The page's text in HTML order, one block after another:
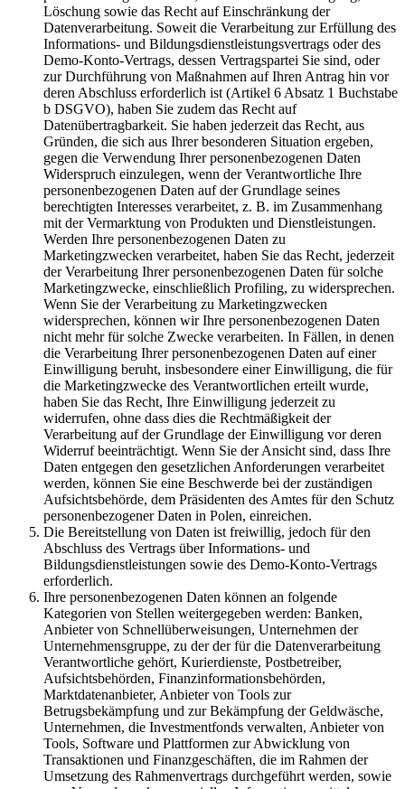
Löschung sowie das Recht auf Einschränkung der
Datenverarbeitung. Soweit die Verarbeitung zur Erfüllung des
Informations- und Bildungsdienstleistungsvertrags oder des
Demo-Konto-Vertrags, dessen Vertragspartei Sie sind, oder
zur Durchführung von Maßnahmen auf Ihren Antrag hin vor
deren Abschluss erforderlich ist (Artikel 6 Absatz 1 Buchstabe
b DSGVO), haben Sie zudem das Recht auf
Datenübertragbarkeit. Sie haben jederzeit das Recht, aus
Gründen, die sich aus Ihrer besonderen Situation ergeben,
gegen die Verwendung Ihrer personenbezogenen Daten
Widerspruch einzulegen, wenn der Verantwortliche Ihre
personenbezogenen Daten auf der Grundlage seines
berechtigten Interesses verarbeitet, z. B. im Zusammenhang
mit der Vermarktung von Produkten und Dienstleistungen.
Werden Ihre personenbezogenen Daten zu
Marketingzwecken verarbeitet, haben Sie das Recht, jederzeit
der Verarbeitung Ihrer personenbezogenen Daten für solche
Marketingzwecke, einschließlich Profiling, zu widersprechen.
Wenn Sie der Verarbeitung zu Marketingzwecken
widersprechen, können wir Ihre personenbezogenen Daten
nicht mehr für solche Zwecke verarbeiten. In Fällen, in denen
die Verarbeitung Ihrer personenbezogenen Daten auf einer
Einwilligung beruht, insbesondere einer Einwilligung, die für
die Marketingzwecke des Verantwortlichen erteilt wurde,
haben Sie das Recht, Ihre Einwilligung jederzeit zu
widerrufen, ohne dass dies die Rechtmäßigkeit der
Verarbeitung auf der Grundlage der Einwilligung vor deren
Widerruf beeinträchtigt. Wenn Sie der Ansicht sind, dass Ihre
Daten entgegen den gesetzlichen Anforderungen verarbeitet
werden, können Sie eine Beschwerde bei der zuständigen
Aufsichtsbehörde, dem Präsidenten des Amtes für den Schutz
personenbezogener Daten in Polen, einreichen.
Die Bereitstellung von Daten ist freiwillig, jedoch für den
Abschluss des Vertrags über Informations- und
Bildungsdienstleistungen sowie des Demo-Konto-Vertrags
erforderlich.
Ihre personenbezogenen Daten können an folgende
Kategorien von Stellen weitergegeben werden: Banken,
Anbieter von Schnellüberweisungen, Unternehmen der
Unternehmensgruppe, zu der der für die Datenverarbeitung
Verantwortliche gehört, Kurierdienste, Postbetreiber,
Aufsichtsbehörden, Finanzinformationsbehörden,
Marktdatenanbieter, Anbieter von Tools zur
Betrugsbekämpfung und zur Bekämpfung der Geldwäsche,
Unternehmen, die Investmentfonds verwalten, Anbieter von
Tools, Software und Plattformen zur Abwicklung von
Transaktionen und Finanzgeschäften, die im Rahmen der
Umsetzung des Rahmenvertrags durchgeführt werden, sowie